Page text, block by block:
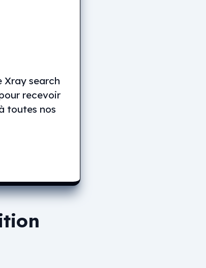
Xray search
recevoir
toutes nos